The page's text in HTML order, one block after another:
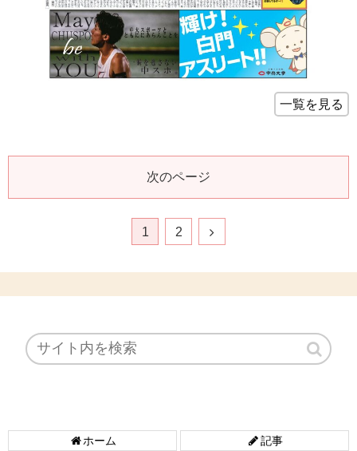
一覧を見る
次のページ
1 2
ホーム 記事